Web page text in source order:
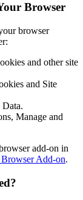
Browser
browser
and other site
and Site
Data.
Manage and
add-on in
Add-on.